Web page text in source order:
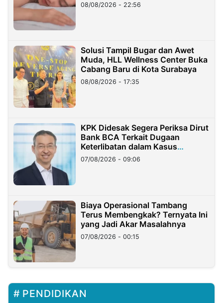
08/08/2026 - 22:56
Solusi Tampil Bugar dan Awet
Muda, HLL Wellness Center Buka
Cabang Baru di Kota Surabaya
08/08/2026 - 17:35
KPK Didesak Segera Periksa Dirut
Bank BCA Terkait Dugaan
Keterlibatan dalam Kasus
Hilangnya Dana Nasabah Rp2,58
Miliar
07/08/2026 - 09:06
Biaya Operasional Tambang
Terus Membengkak? Ternyata Ini
yang Jadi Akar Masalahnya
07/08/2026 - 00:15
PENDIDIKAN